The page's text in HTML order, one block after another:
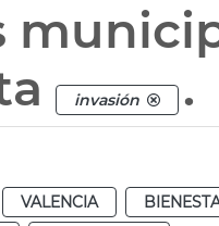
invasión .
VALENCIA